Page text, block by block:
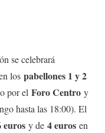
se celebrará
los pabellones 1 y 2
por el Foro Centro y
hasta las 18:00). El
euros y de 4 euros en